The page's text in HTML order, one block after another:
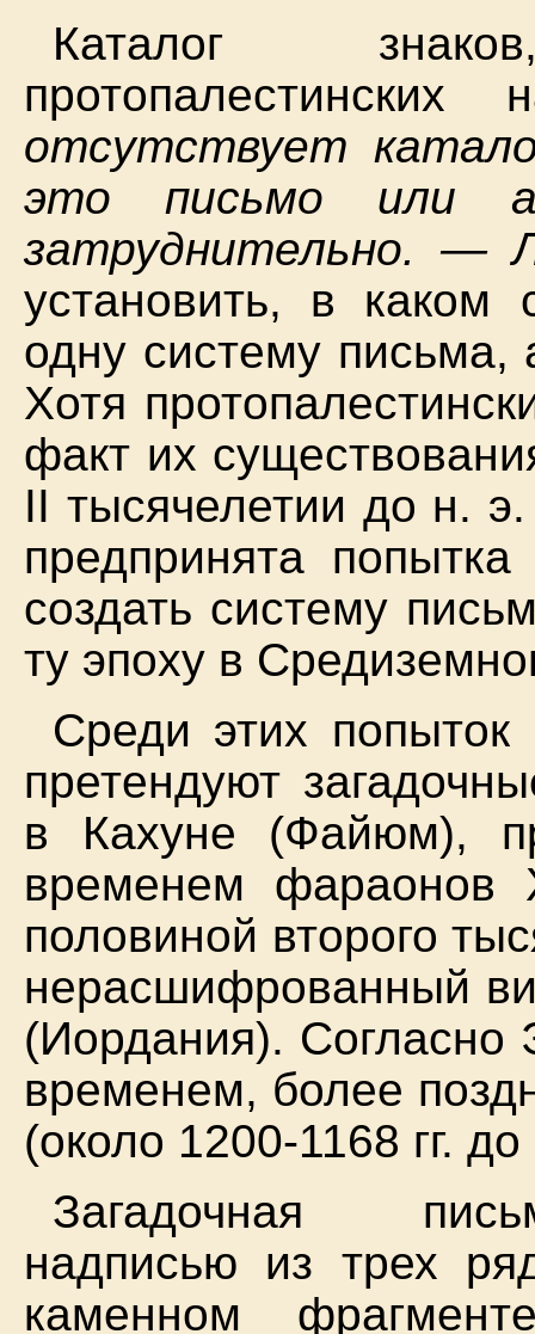
Каталог
протопалестинских
отсутствует
это письмо или
затруднительно. —
установить, в каком
одну систему
Хотя
факт их
II тысячелетии до н.
предпринята
создать систему
ту эпоху в
Среди этих
претендуют
в Кахуне (Файюм),
временем фараонов
половиной второго
нерасшифрованный
(Иордания). Согласно
временем, более
(около 1200-1168 гг.
Загадочная
надписью из трех
каменном